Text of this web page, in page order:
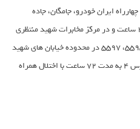
چهارراه ایران خودرو، جامگان، جاده
مخصوص کرج، چیتگر جنوبی به مدت 24 ساعت و در مرکز مخابرات شهید منتظری
با پیش شماره های 5590 الی 5593، 5595، 5597 در محدوده خیابان های شهید
غیبی، فرمانداری، شهید پورسلمان، مدرس 4 به مدت 72 ساعت با اختلال همراه